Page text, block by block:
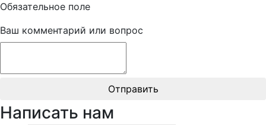
Обязательное поле
Ваш комментарий или вопрос
Отправить
Написать нам